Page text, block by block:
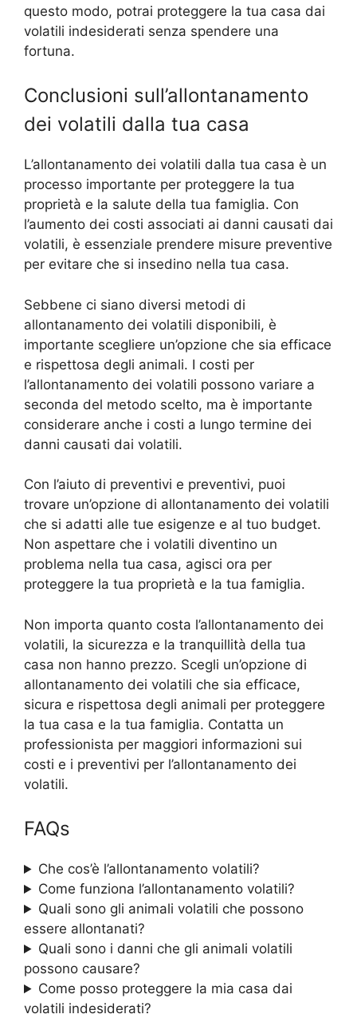
questo modo, potrai proteggere la tua casa dai
volatili indesiderati senza spendere una
fortuna.
Conclusioni sull’allontanamento
dei volatili dalla tua casa
L’allontanamento dei volatili dalla tua casa è un
processo importante per proteggere la tua
proprietà e la salute della tua famiglia. Con
l’aumento dei costi associati ai danni causati dai
volatili, è essenziale prendere misure preventive
per evitare che si insedino nella tua casa.
Sebbene ci siano diversi metodi di
allontanamento dei volatili disponibili, è
importante scegliere un’opzione che sia efficace
e rispettosa degli animali. I costi per
l’allontanamento dei volatili possono variare a
seconda del metodo scelto, ma è importante
considerare anche i costi a lungo termine dei
danni causati dai volatili.
Con l’aiuto di preventivi e preventivi, puoi
trovare un’opzione di allontanamento dei volatili
che si adatti alle tue esigenze e al tuo budget.
Non aspettare che i volatili diventino un
problema nella tua casa, agisci ora per
proteggere la tua proprietà e la tua famiglia.
Non importa quanto costa l’allontanamento dei
volatili, la sicurezza e la tranquillità della tua
casa non hanno prezzo. Scegli un’opzione di
allontanamento dei volatili che sia efficace,
sicura e rispettosa degli animali per proteggere
la tua casa e la tua famiglia. Contatta un
professionista per maggiori informazioni sui
costi e i preventivi per l’allontanamento dei
volatili.
FAQs
Che cos’è l’allontanamento volatili?
Come funziona l’allontanamento volatili?
Quali sono gli animali volatili che possono
essere allontanati?
Quali sono i danni che gli animali volatili
possono causare?
Come posso proteggere la mia casa dai
volatili indesiderati?